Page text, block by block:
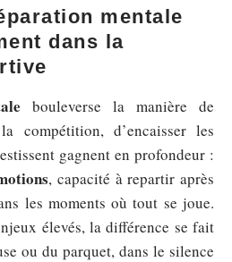
mentale
dans la
bouleverse la manière de
compétition, d’encaisser les
gagnent en profondeur :
, capacité à repartir après
les moments où tout se joue.
élevés, la différence se fait
ou du parquet, dans le silence